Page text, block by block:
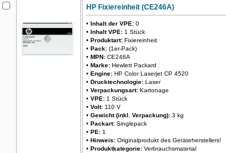
HP Fixiereinheit (CE246A)
• Inhalt der VPE: 0
• Inhalt VPE: 1 Stück
• Produktart: Fixiereinheit
• Pack: (1er-Pack)
• MPN: CE246A
• Marke: Hewlett Packard
• Engine: HP Color Laserjet CP 4520
• Drucktechnologie: Laser
• Verpackungsart: Kartonage
• VPE: 1 Stück
• Volt: 110 V
• Gewicht (inkl. Verpackung): 3 kg
• Packart: Singlepack
• PE: 1
• Hinweis: Originalprodukt des Geräteherstellers!
• Produktkategorie: Verbrauchsmaterial